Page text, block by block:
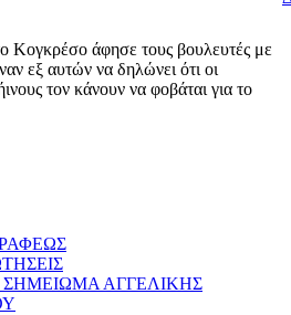
Κογκρέσο άφησε τους βουλευτές με
εξ αυτών να δηλώνει ότι οι
τον κάνουν να φοβάται για το
ΣΗΜΕΙΩΜΑ ΑΓΓΕΛΙΚΗΣ